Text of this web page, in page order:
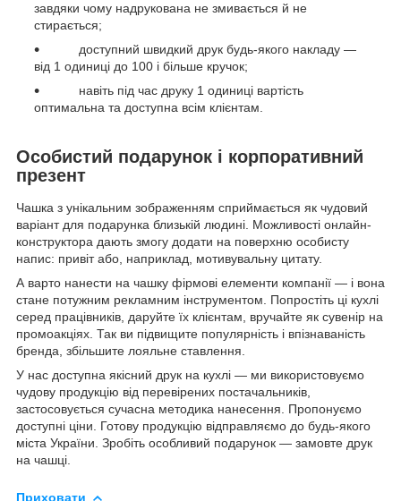
завдяки чому надрукована не змивається й не
стирається;
доступний швидкий друк будь-якого накладу —
від 1 одиниці до 100 і більше кручок;
навіть під час друку 1 одиниці вартість
оптимальна та доступна всім клієнтам.
Особистий подарунок і корпоративний
презент
Чашка з унікальним зображенням сприймається як чудовий
варіант для подарунка близькій людині. Можливості онлайн-
конструктора дають змогу додати на поверхню особисту
напис: привіт або, наприклад, мотивувальну цитату.
А варто нанести на чашку фірмові елементи компанії — і вона
стане потужним рекламним інструментом. Попростіть ці кухлі
серед працівників, даруйте їх клієнтам, вручайте як сувенір на
промоакціях. Так ви підвищите популярність і впізнаваність
бренда, збільшите лояльне ставлення.
У нас доступна якісний друк на кухлі — ми використовуємо
чудову продукцію від перевірених постачальників,
застосовується сучасна методика нанесення. Пропонуємо
доступні ціни. Готову продукцію відправляємо до будь-якого
міста України. Зробіть особливий подарунок — замовте друк
на чашці.
Приховати